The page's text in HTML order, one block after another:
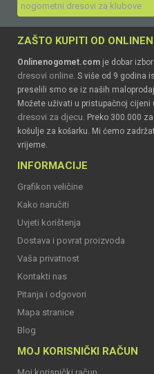
nogometni dresovi za klubove
ZAŠTO KUPITI OD
Onlinenogomet.com je dobar
dresovi online. S više od 9 godina
preselili smo se iz naših
Možete uživati u pristupačnoj
dresovi za djecu. Preko 300.000
košulje za košarku. Mi ćemo
vrijeme.
INFORMACIJE
Grafikon veličine
Kako naručiti
Uvjeti korištenja
Dostava i povrat proizvoda
Vaša privatnost
Kontakti nas
Pitanja i odgovori
Mapa stranice
Blog
MOJ KORISNIČKI RAČUN